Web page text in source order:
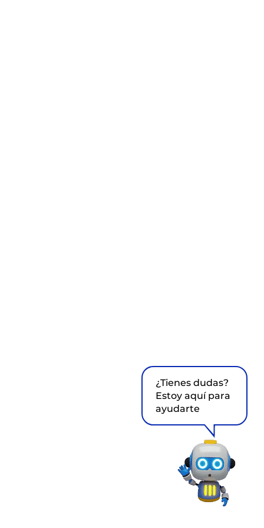
¿Tienes dudas?
Estoy aquí para
ayudarte